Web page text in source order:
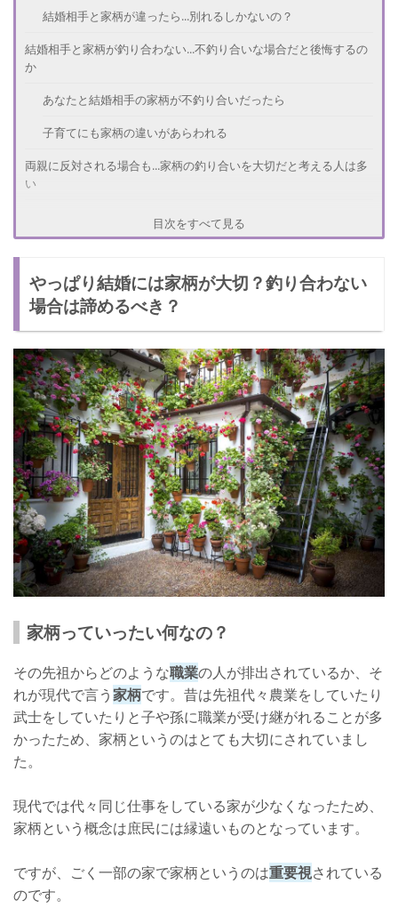
結婚相手と家柄が違ったら...別れるしかないの？
結婚相手と家柄が釣り合わない...不釣り合いな場合だと後悔するの
か
あなたと結婚相手の家柄が不釣り合いだったら
子育てにも家柄の違いがあらわれる
両親に反対される場合も...家柄の釣り合いを大切だと考える人は多
い
幸せになれない？結婚相手と家柄の違いや格差があったときの対処
法
駆け落ちをする
結婚相手と家柄の問題は避けては通れない可能性が非常に高い
目次をすべて見る
やっぱり結婚には家柄が大切？釣り合わない
場合は諦めるべき？
家柄っていったい何なの？
その先祖からどのような職業の人が排出されているか、そ
れが現代で言う家柄です。昔は先祖代々農業をしていたり
武士をしていたりと子や孫に職業が受け継がれることが多
かったため、家柄というのはとても大切にされていまし
た。
現代では代々同じ仕事をしている家が少なくなったため、
家柄という概念は庶民には縁遠いものとなっています。
ですが、ごく一部の家で家柄というのは重要視されている
のです。